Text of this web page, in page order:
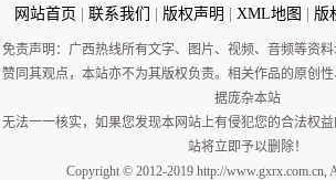
网站首页 联系我们 版权声明 XML地图 版
免责声明：广西热线所有文字、图片、视频、音频等资
赞同其观点，本站亦不为其版权负责。相关作品的原创
据庞杂本站
无法一一核实，如果您发现本网站上有侵犯您的合法权
站将立即予以删除！
Copyright © 2012-2019 http://www.gxrx.com.cn,